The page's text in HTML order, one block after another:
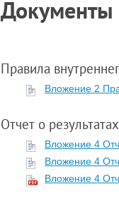
Документы
Правила
Вложение 2
Отчет о
Вложение 4
Вложение 4
Вложение 4